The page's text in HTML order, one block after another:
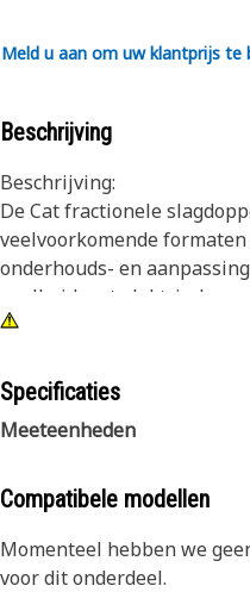
Meld u aan om uw klantprijs te
Beschrijving
Beschrijving:
De Cat fractionele
veelvoorkomende
onderhouds- en
snelheid met elektrisch
• 14 lange slagdoppen en
• Veelvoorkomende 12-
formaten, van 8 tot 24
• Afwerking in oxidezwart
Specificaties
Meeteenheden
Compatibele modellen
Momenteel hebben we
voor dit onderdeel.